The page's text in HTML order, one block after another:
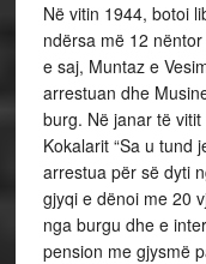
Në vitin 1944, botoi
ndërsa më 12
e saj, Muntaz e
arrestuan dhe
burg. Në janar të
Kokalarit “Sa u tund
arrestua për së dyti
gjyqi e dënoi me 20
nga burgu dhe e
pension me gjysmë